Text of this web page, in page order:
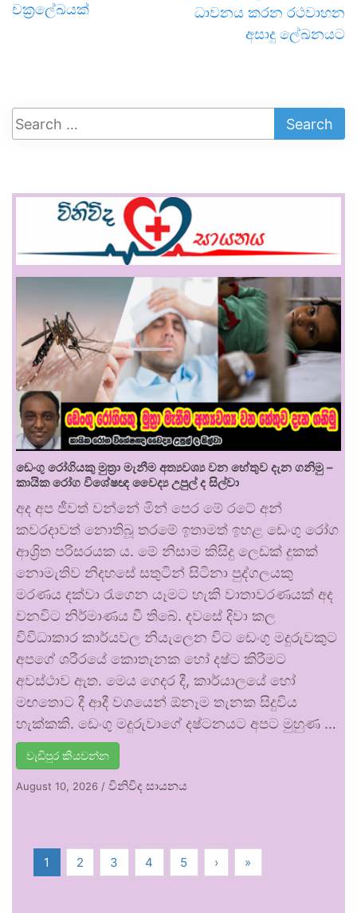
චක්‍රලේඛයක්
ධාවනය කරන රථවාහන
අසාදු ලේඛනයට
ඩෙංගු රෝගියකු ⁣මුත්‍රා මැනීම අත්‍යවශ්‍ය වන හේතුව දැන ගනිමු –
කායික රෝග විශේෂඥ වෛද්‍ය උපුල් ද සිල්වා
අද අප ජීවත් වන්නේ මින් පෙර මේ රටේ අන්
කවරදාවත් නොතිබූ තරමේ ඉතාමත් ඉහළ ඩෙංගු රෝග
ආශ්‍රිත පරිසරයක ය. මේ නිසාම කිසිදු ලෙඩක් දුකක්
නොමැතිව නිදහසේ සතුටින් සිටිනා පුද්ගලයකු
මරණය දක්වා රැගෙන යෑමට හැකි වාතාවරණයක් අද
වනවිට නිර්මාණය වී තිබේ. දවසේ දිවා කල
විවිධාකාර කාර්යවල නියැලෙන විට ඩෙංගු මදුරුවකුට
අපගේ ශරීරයේ කොතැනක හෝ දෂ්ට කිරීමට
අවස්ථාව ඇත. මෙය ගෙදර දී, කාර්යාලයේ හෝ
මඟතොට දී ආදී වශයෙන් ඕනෑම තැනක සිදුවිය
හැක්කකි. ඩෙංගු මදුරුවාගේ දෂ්ටනයට අපට මුහුණ …
වැඩිපුර කියවන්න
August 10, 2026 / විනිවිද සායනය
1 2 3 4 5 › »